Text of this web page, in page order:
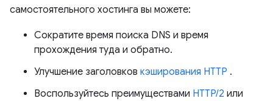
самостоятельного хостинга вы можете:
Сократите время поиска DNS и время
прохождения туда и обратно.
Улучшение заголовков кэширования HTTP .
Воспользуйтесь преимуществами HTTP/2 или